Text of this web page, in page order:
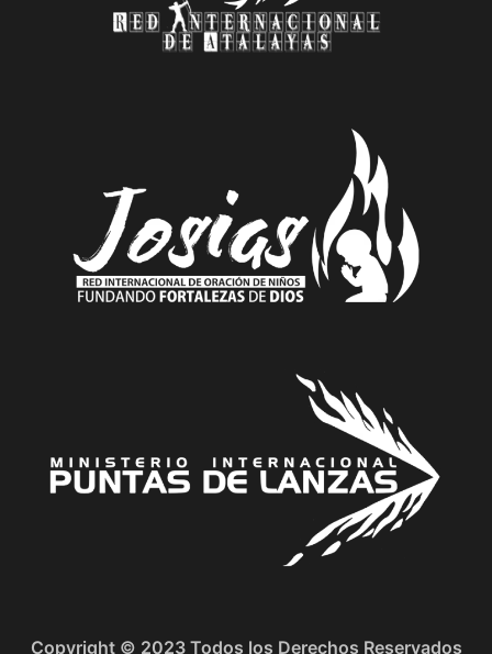
Copyright © 2023 Todos los Derechos Reservados